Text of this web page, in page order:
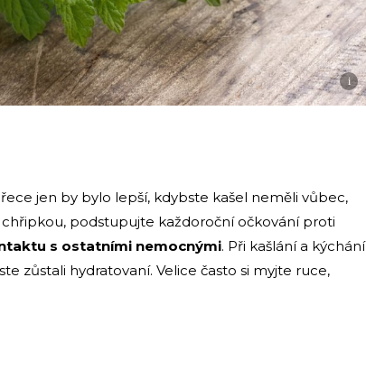
i
jen by bylo lepší, kdybste kašel neměli vůbec,
podstupujte každoroční očkování proti
s ostatními nemocnými. Při kašlání a kýchání
zůstali hydratovaní. Velice často si myjte ruce,